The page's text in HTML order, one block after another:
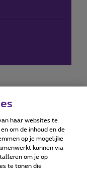
statement
haar websites te
om de inhoud en de
op je mogelijke
kunnen via
om je op
te tonen die